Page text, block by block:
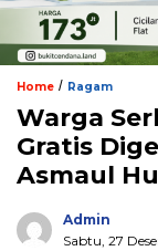
Home / Ragam
Warga
Gratis
Asmaul
Admin
Sabtu, 27